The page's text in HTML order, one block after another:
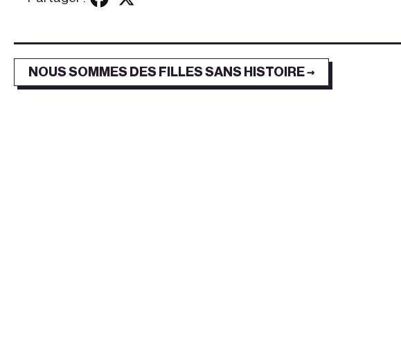
NOUS SOMMES DES FILLES SANS HISTOIRE →